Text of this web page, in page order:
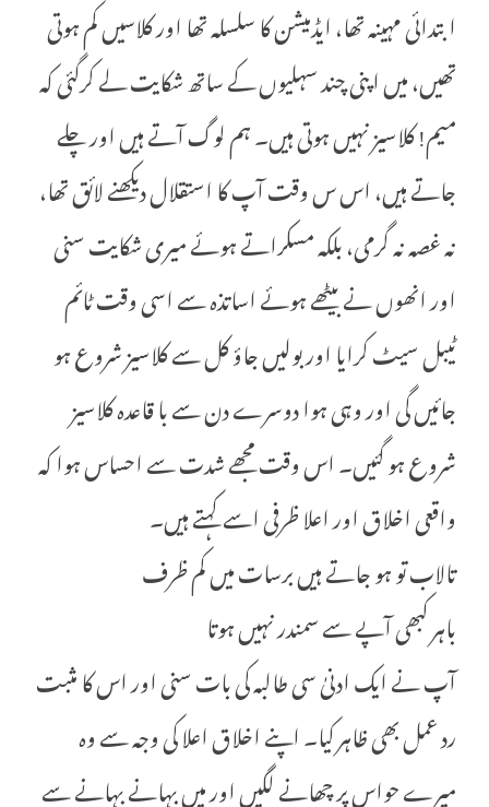
ابتدائی مہینہ تھا، ایڈمیشن کا سلسلہ تھا اور کلاسیں کم ہوتی
تھیں، میں اپنی چند سہلیوں کے ساتھ شکایت لے کرگئی کہ
میم! کلاسیز نہیں ہوتی ہیں۔ ہم لوگ آتے ہیں اور چلے
جاتے ہیں، اس س وقت آپ کا استقلال دیکھنے لائق تھا،
نہ غصہ نہ گرمی، بلکہ مسکراتے ہوئے میری شکایت سنی
اور انھوں نے بیٹھے ہوئے اساتذہ سے اسی وقت ٹائم
ٹیبل سیٹ کرایا اور بولیں جاؤ کل سے کلاسیز شروع ہو
جائیں گی اور وہی ہوا دوسرے دن سے با قاعدہ کلاسیز
شروع ہو گئیں۔ اس وقت مجھے شدت سے احساس ہوا کہ
واقعی اخلاق اور اعلا ظرفی اسے کہتے ہیں۔
تالاب تو ہو جاتے ہیں برسات میں کم ظرف
باہر کبھی آپے سے سمندر نہیں ہوتا
آپ نے ایک ادنیٰ سی طالبہ کی بات سنی اور اس کا مثبت
رد عمل بھی ظاہر کیا۔ اپنے اخلاق اعلا کی وجہ سے وہ
میرے حواس پر چھانے لگیں اور میں بہانے بہانے سے